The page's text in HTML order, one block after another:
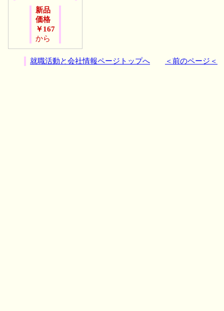
新品
価格
￥167
から
就職活動と会社情報ページトップへ ＜前のページ＜